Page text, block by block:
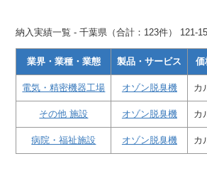
納入実績一覧 - 千葉県（合計：123件） 121-
業界・業種・業態 製品・サービス 価
電気・精密機器工場 オゾン脱臭機 カ
その他 施設 オゾン脱臭機 カ
病院・福祉施設 オゾン脱臭機 カ